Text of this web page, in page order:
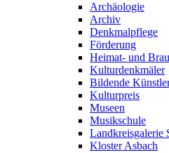
Archäologie
Archiv
Denkmalpflege
Förderung
Heimat- und
Kulturdenkmäler
Bildende
Kulturpreis
Museen
Musikschule
Landkreisgalerie
Kloster Asbach